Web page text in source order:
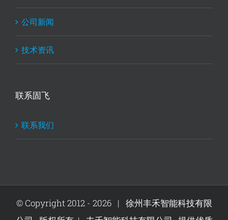
公司新闻
技术资讯
联系固飞
联系我们
© Copyright 2012 - 2026 | 徐州丰禾智能科技有限